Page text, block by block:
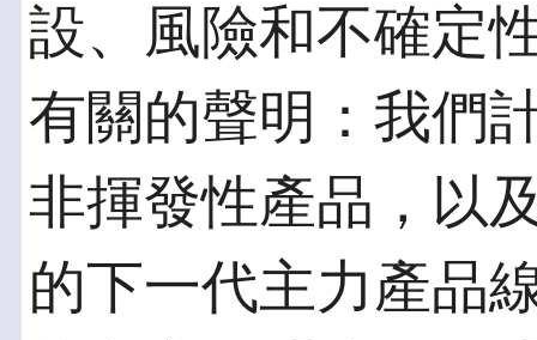
設、風險和不確定
有關的聲明：我們
非揮發性產品，以
的下一代主力產品